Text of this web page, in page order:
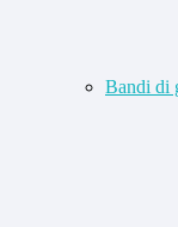
Bandi di